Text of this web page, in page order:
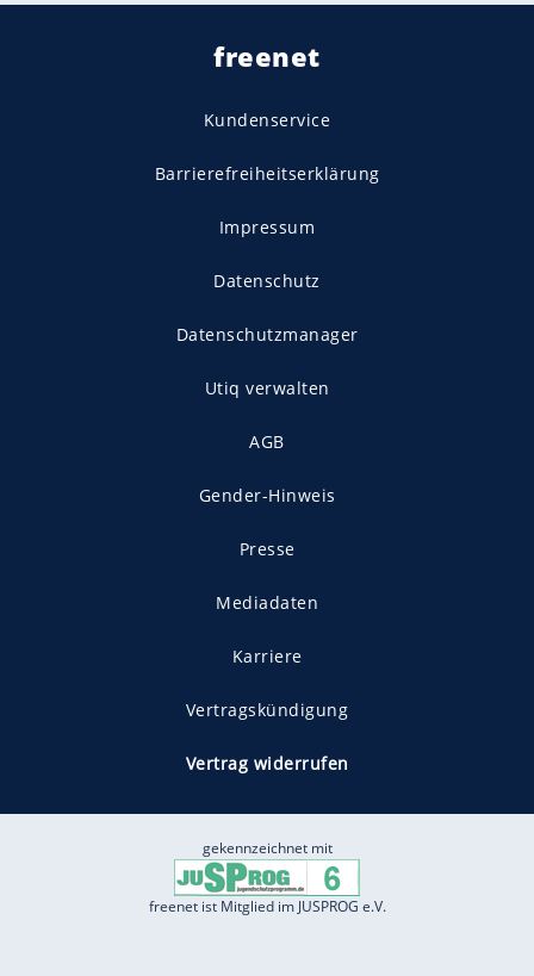
freenet
Kundenservice
Barrierefreiheitserklärung
Impressum
Datenschutz
Datenschutzmanager
Utiq verwalten
AGB
Gender-Hinweis
Presse
Mediadaten
Karriere
Vertragskündigung
Vertrag widerrufen
gekennzeichnet mit
freenet ist Mitglied im JUSPROG e.V.